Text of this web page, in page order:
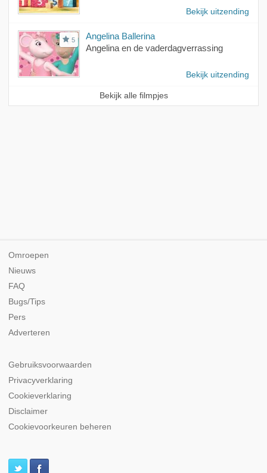
Bekijk uitzending
5
Angelina Ballerina
Angelina en de vaderdagverrassing
Bekijk uitzending
Bekijk alle filmpjes
Omroepen
Nieuws
FAQ
Bugs/Tips
Pers
Adverteren
Gebruiksvoorwaarden
Privacyverklaring
Cookieverklaring
Disclaimer
Cookievoorkeuren beheren